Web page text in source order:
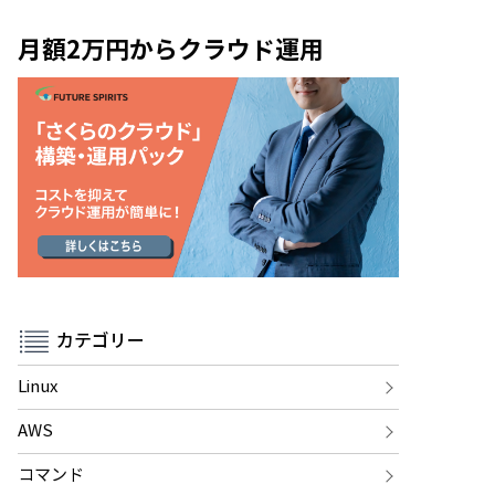
月額2万円からクラウド運用
カテゴリー
Linux
AWS
コマンド